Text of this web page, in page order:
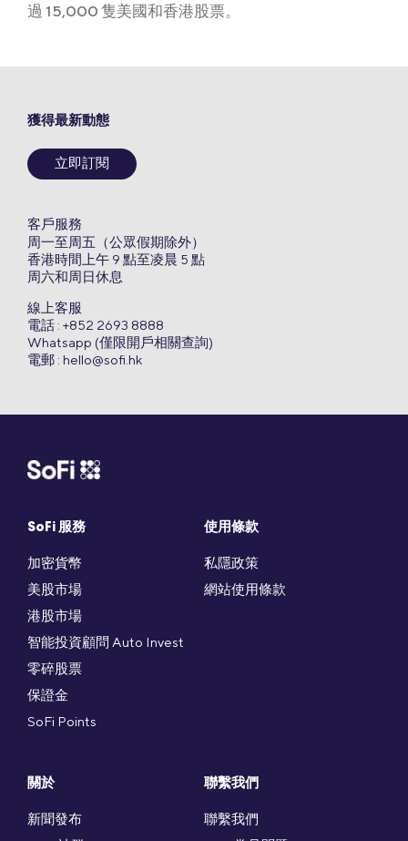
過 15,000 隻美國和香港股票。
SoFi 服務
加密貨幣
美股市場
港股市場
智能投資顧問 Auto Invest
零碎股票
保證金
SoFi Points
使用條款
私隱政策
網站使用條款
關於
新聞發布
聯繫我們
聯繫我們
獲得最新動態
立即訂閱
客戶服務
周一至周五（公眾假期除外）
香港時間上午 9 點至凌晨 5 點
周六和周日休息
線上客服
電話 : +852 2693 8888
Whatsapp (僅限開戶相關查詢)
電郵 : hello@sofi.hk